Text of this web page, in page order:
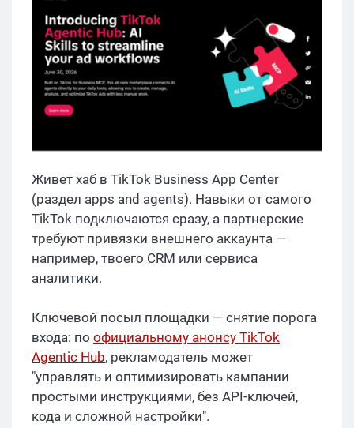
Живет хаб в TikTok Business App Center
(раздел apps and agents). Навыки от самого
TikTok подключаются сразу, а партнерские
требуют привязки внешнего аккаунта —
например, твоего CRM или сервиса
аналитики.
Ключевой посыл площадки — снятие порога
входа: по официальному анонсу TikTok
Agentic Hub, рекламодатель может
"управлять и оптимизировать кампании
простыми инструкциями, без API-ключей,
кода и сложной настройки".